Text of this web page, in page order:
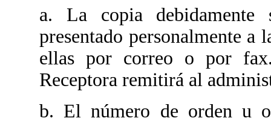
a. La copia debidamente
presentado personalmente a
ellas por correo o por
Receptora remitirá al
b. El número de orden u